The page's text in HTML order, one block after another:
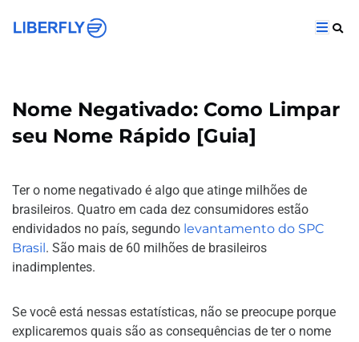
Nome Negativado: Como Limpar
seu Nome Rápido [Guia]
Ter o nome negativado é algo que atinge milhões de
brasileiros. Quatro em cada dez consumidores estão
endividados no país, segundo levantamento do SPC
Brasil. São mais de 60 milhões de brasileiros
inadimplentes.
Se você está nessas estatísticas, não se preocupe porque
explicaremos quais são as consequências de ter o nome